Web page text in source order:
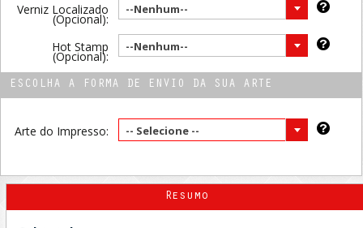
Verniz Localizado
(Opcional):
--Nenhum--
Hot Stamp
(Opcional):
--Nenhum--
ESCOLHA A FORMA DE ENVIO DA SUA ARTE
Arte do Impresso: -- Selecione --
Resumo